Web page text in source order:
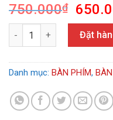
750.000₫
Giá
gốc
là:
Bàn phím cơ DareU EK75
Đặt
Danh mục: BÀN PHÍM,